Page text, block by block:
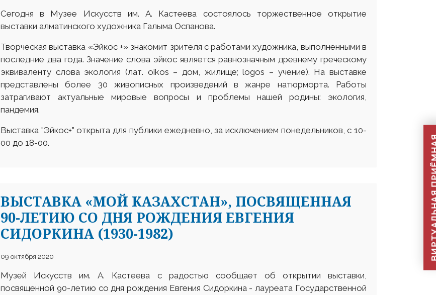
Сегодня в Музее Искусств им. А. Кастеева состоялось торжественное открытие
выставки алматинского художника Галыма Оспанова.
Творческая выставка «Эйкос +» знакомит зрителя с работами художника, выполненными в
последние два года. Значение слова эйкос является равнозначным древнему греческому
эквиваленту слова экология (лат. оіkos – дом, жилище; logos – учение). На выставке
представлены более 30 живописных произведений в жанре натюрморта. Работы
затрагивают актуальные мировые вопросы и проблемы нашей родины: экология,
пандемия.
Выставка "Эйкос+" открыта для публики ежедневно, за исключением понедельников, с 10-
00 до 18-00.
ВЫСТАВКА «МОЙ КАЗАХСТАН», ПОСВЯЩЕННАЯ
90-ЛЕТИЮ СО ДНЯ РОЖДЕНИЯ ЕВГЕНИЯ
СИДОРКИНА (1930-1982)
09 октября 2020
Музей Искусств им. А. Кастеева с радостью сообщает об открытии выставки,
посвященной 90-летию со дня рождения Евгения Сидоркина - лауреата Государственной